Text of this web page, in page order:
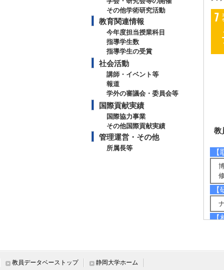
その他学術研究活動
教育関連情報
今年度担当授業科目
指導学生数
指導学生の受賞
社会活動
講師・イベント等
報道
学外の審議会・委員会等
国際貢献実績
国際協力事業
その他国際貢献実績
管理運営・その他
所属長等
教
【
教員データベーストップ 静岡大学ホーム